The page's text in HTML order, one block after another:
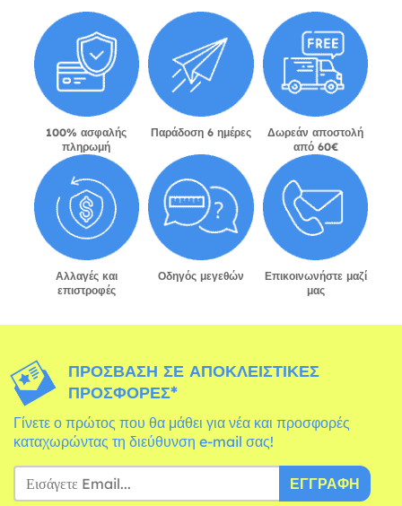
100% ασφαλής
πληρωμή
Παράδοση 6 ημέρες
Δωρεάν αποστολή
από 60€
Αλλαγές και
επιστροφές
Οδηγός μεγεθών
Επικοινωνήστε μαζί
μας
ΠΡΌΣΒΑΣΗ ΣΕ ΑΠΟΚΛΕΙΣΤΙΚΈΣ
ΠΡΟΣΦΟΡΈΣ*
Γίνετε ο πρώτος που θα μάθει για νέα και προσφορές
καταχωρώντας τη διεύθυνση e-mail σας!
ΕΓΓΡΑΦΉ